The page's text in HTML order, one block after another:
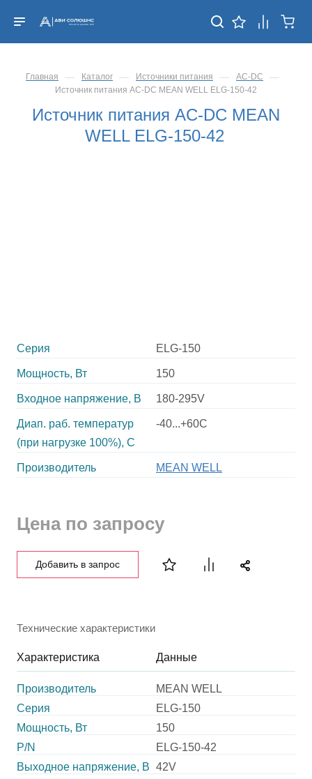
Главная — Каталог — Источники питания — AC-DC —
Источник питания AC-DC MEAN WELL ELG-150-42
Источник питания AC-DC MEAN
WELL ELG-150-42
Серия ELG-150
Мощность, Вт 150
Входное напряжение, В 180-295V
Диап. раб. температур
(при нагрузке 100%), C
-40...+60C
Производитель MEAN WELL
Цена по запросу
Добавить в запрос
Технические характеристики
Характеристика Данные
Производитель
MEAN WELL
Серия
ELG-150
Мощность, Вт
150
P/N
ELG-150-42
Выходное напряжение, В 42V